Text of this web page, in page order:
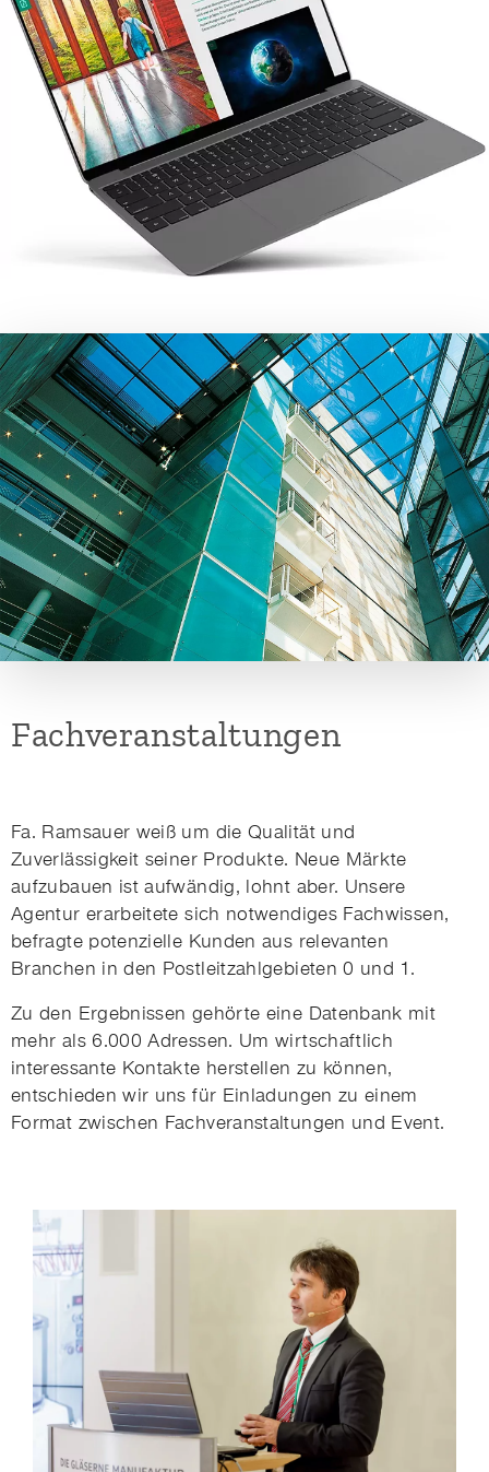
Fachveranstaltungen
Fa. Ramsauer weiß um die Qualität und
Zuverlässigkeit seiner Produkte. Neue Märkte
aufzubauen ist aufwändig, lohnt aber. Unsere
Agentur erarbeitete sich notwendiges Fachwissen,
befragte potenzielle Kunden aus relevanten
Branchen in den Postleitzahlgebieten 0 und 1.
Zu den Ergebnissen gehörte eine Datenbank mit
mehr als 6.000 Adressen. Um wirtschaftlich
interessante Kontakte herstellen zu können,
entschieden wir uns für Einladungen zu einem
Format zwischen Fachveranstaltungen und Event.